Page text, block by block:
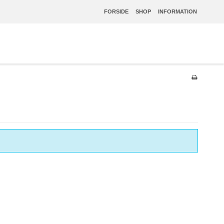
FORSIDE SHOP INFORMATION